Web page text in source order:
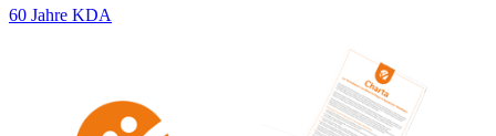
60 Jahre KDA